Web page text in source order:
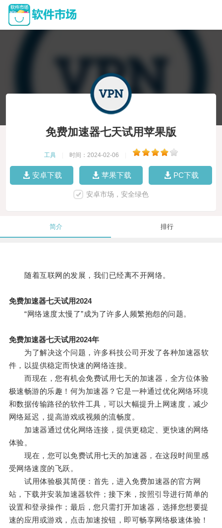
免费加速器七天试用苹果版
工具 时间：2024-02-06
安卓下载 苹果下载 PC下载
安卓市场，安全绿色
简介 排行
随着互联网的发展，我们已经离不开网络。
免费加速器七天试用2024
“网络速度太慢了”成为了许多人频繁抱怨的问题。
免费加速器七天试用2024年
为了解决这个问题，许多科技公司开发了各种加速器软
件，以提供稳定而快速的网络连接。
而现在，您有机会免费试用七天的加速器，全方位体验
极速畅游的乐趣！何为加速器？它是一种通过优化网络环境
和数据传输路径的软件工具，可以大幅提升上网速度，减少
网络延迟，提高游戏或视频的流畅度。
加速器通过优化网络连接，提供更稳定、更快速的网络
体验。
现在，您可以免费试用七天的加速器，在这段时间里感
受网络速度的飞跃。
试用体验极其简便：首先，进入免费加速器的官方网
站，下载并安装加速器软件；接下来，按照引导进行简单的
设置和登录操作；最后，您只需打开加速器，选择您想要提
速的应用或游戏，点击加速按钮，即可畅享网络极速体验！